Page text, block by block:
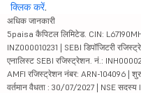
क्लिक करें.
अधिक जानकारी
5paisa कैपिटल लिमिटेड. CIN:
INZ000010231 | SEBI डिपॉजिटरी
एनालिस्ट SEBI रजिस्ट्रेशन. नं.:
AMFI रजिस्ट्रेशन नंबर: ARN-104096 |
वर्तमान वैधता : 30/07/2027 | NSE